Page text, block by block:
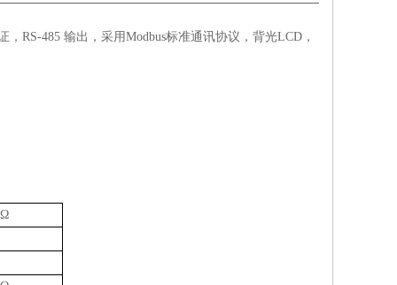
RS-485 输出，采用Modbus标准通讯协议，背光LCD，
Ω